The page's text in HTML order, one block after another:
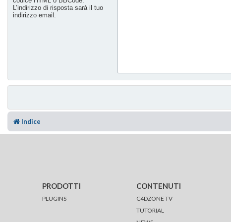
L’indirizzo di risposta sarà il tuo
indirizzo email.
Indice
PRODOTTI
PLUGINS
CONTENUTI
C4DZONE TV
TUTORIAL